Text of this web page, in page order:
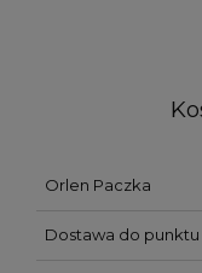
Orlen Paczka
Dostawa do